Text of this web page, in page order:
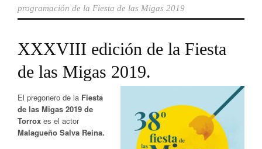
programación de la Fiesta de las Migas 2019
XXXVIII edición de la Fiesta
de las Migas 2019.
El pregonero de la Fiesta
de las Migas 2019 de
Torrox es el actor
Malagueño Salva Reina.